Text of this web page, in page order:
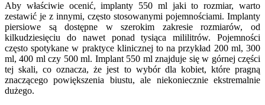
Aby właściwie ocenić, implanty 550 ml jaki to rozmiar, warto
zestawić je z innymi, często stosowanymi pojemnościami. Implanty
piersiowe są dostępne w szerokim zakresie rozmiarów, od
kilkudziesięciu do nawet ponad tysiąca mililitrów. Pojemności
często spotykane w praktyce klinicznej to na przykład 200 ml, 300
ml, 400 ml czy 500 ml. Implant 550 ml znajduje się w górnej części
tej skali, co oznacza, że jest to wybór dla kobiet, które pragną
znaczącego powiększenia biustu, ale niekoniecznie ekstremalnie
dużego.